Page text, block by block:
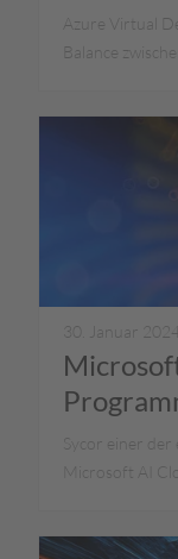
Azure Virtual
Balance
30. Januar 2024
Sycor einer
Microsoft AI